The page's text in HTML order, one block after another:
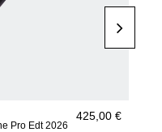
Pro Edt 2026
425,00 €